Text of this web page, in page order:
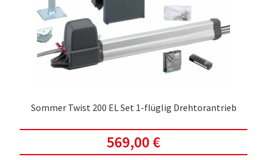
Sommer Twist 200 EL Set 1-flüglig Drehtorantrieb
569,00 €